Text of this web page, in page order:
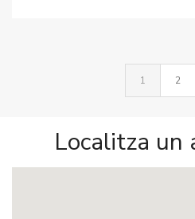
1 2
Localitza un